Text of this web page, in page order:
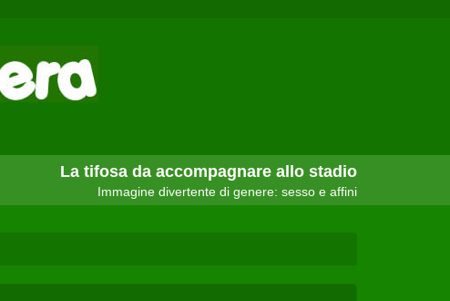
La tifosa da accompagnare allo stadio
Immagine divertente di genere: sesso e affini